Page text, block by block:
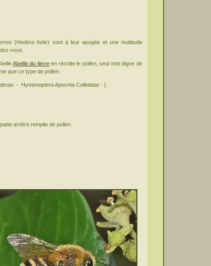
(Hedera helix) sont à leur apogée et une multitude
vous.
Abeille du lierreen récolte le pollen, seul met digne de
que ce type de pollen.
. - Hymenoptera Apocrita Colletidae - ]
arrière remplie de pollen.